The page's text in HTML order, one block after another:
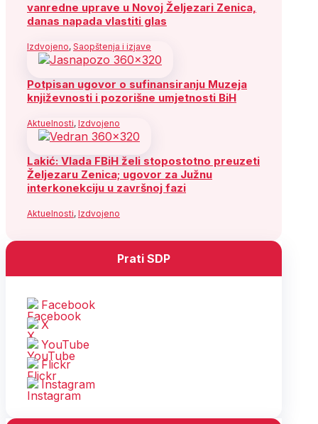
vanredne uprave u Novoj Željezari Zenica,
danas napada vlastiti glas
Izdvojeno, Saopštenja i izjave
Potpisan ugovor o sufinansiranju Muzeja
književnosti i pozorišne umjetnosti BiH
Aktuelnosti, Izdvojeno
Lakić: Vlada FBiH želi stopostotno preuzeti
Željezaru Zenica; ugovor za Južnu
interkonekciju u završnoj fazi
Aktuelnosti, Izdvojeno
Prati SDP
Facebook
X
YouTube
Flickr
Instagram